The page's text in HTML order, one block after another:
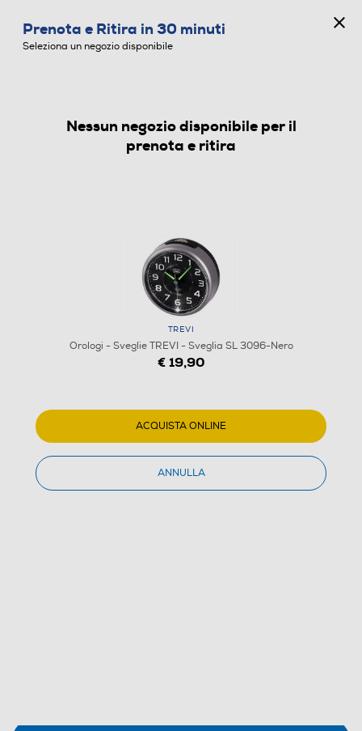
OROLOGI - SVEGLIE
TREVI - Sveglia SL 3096-Nero
Dettagli Prodotto Confronta
Prenota e Ritira in 30 minuti
Seleziona un negozio disponibile
Nessun negozio disponibile per il
prenota e ritira
TREVI
Orologi - Sveglie TREVI - Sveglia SL 3096-Nero
€ 19,90
ACQUISTA ONLINE
ANNULLA